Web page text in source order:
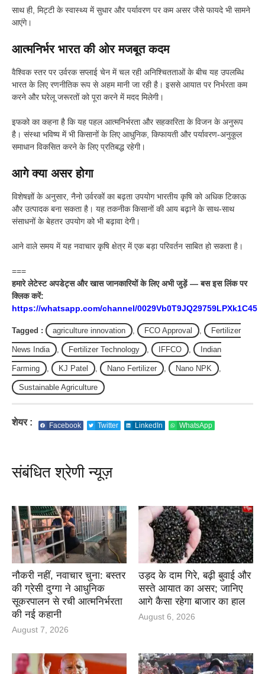
साथ ही, मिट्टी के स्वास्थ्य में सुधार और पर्यावरण पर कम असर जैसे फायदे भी सामने
आएंगे।
आत्मनिर्भर भारत की ओर मजबूत कदम
वैश्विक स्तर पर उर्वरक सप्लाई चेन में चल रही अनिश्चितताओं के बीच यह उपलब्धि
भारत के लिए रणनीतिक रूप से अहम मानी जा रही है। इससे आयात पर निर्भरता कम
करने और घरेलू जरूरतों को पूरा करने में मदद मिलेगी।
इफको का कहना है कि यह पहल आत्मनिर्भरता और सहकारिता के विजन के अनुरूप
है। संस्था भविष्य में भी किसानों के लिए आधुनिक, किफायती और पर्यावरण-अनुकूल
समाधान विकसित करने के लिए प्रतिबद्ध रहेगी।
आगे क्या असर होगा
विशेषज्ञों के अनुसार, नैनो उर्वरकों का बढ़ता उपयोग भारतीय कृषि को अधिक टिकाऊ
और उत्पादक बना सकता है। यह तकनीक किसानों की आय बढ़ाने के साथ-साथ
संसाधनों के बेहतर उपयोग को भी बढ़ावा देगी।
आने वाले समय में यह नवाचार कृषि क्षेत्र में एक बड़ा परिवर्तन साबित हो सकता है।
===
हमारे लेटेस्ट अपडेट्स और खास जानकारियों के लिए अभी जुड़ें — बस इस लिंक पर
क्लिक करें:
https://whatsapp.com/channel/0029Vb0T9JQ29759LPXk1C45
Tagged : agriculture innovation FCO Approval Fertilizer
News India Fertilizer Technology IFFCO Indian
Farming KJ Patel Nano Fertilizer Nano NPK
Sustainable Agriculture
शेयर : Facebook Twitter LinkedIn WhatsApp
संबंधित श्रेणी न्यूज़
नौकरी नहीं, नवाचार चुना: बस्तर
की ग्रेसी दुग्गा ने आधुनिक
सूकरपालन से रची आत्मनिर्भरता
की नई कहानी
August 7, 2026
उड़द के दाम गिरे, बढ़ी बुवाई और
सस्ते आयात का असर; जानिए
आगे कैसा रहेगा बाजार का हाल
August 6, 2026